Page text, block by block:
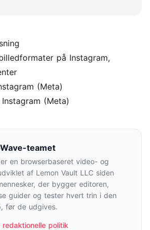
på Instagram,
(Meta)
Instagram (Meta)
teamet
er en browserbaseret video- og
af Lemon Vault LLC siden
der bygger editoren,
guider og tester hvert trin i den
før de udgives.
politik